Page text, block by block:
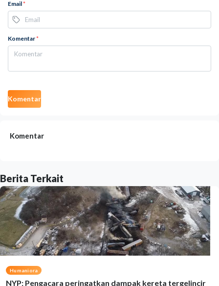
Email*
Komentar*
Komentar
Komentar
Berita Terkait
Humaniora
NYP: Pengacara peringatkan dampak kereta tergelincir